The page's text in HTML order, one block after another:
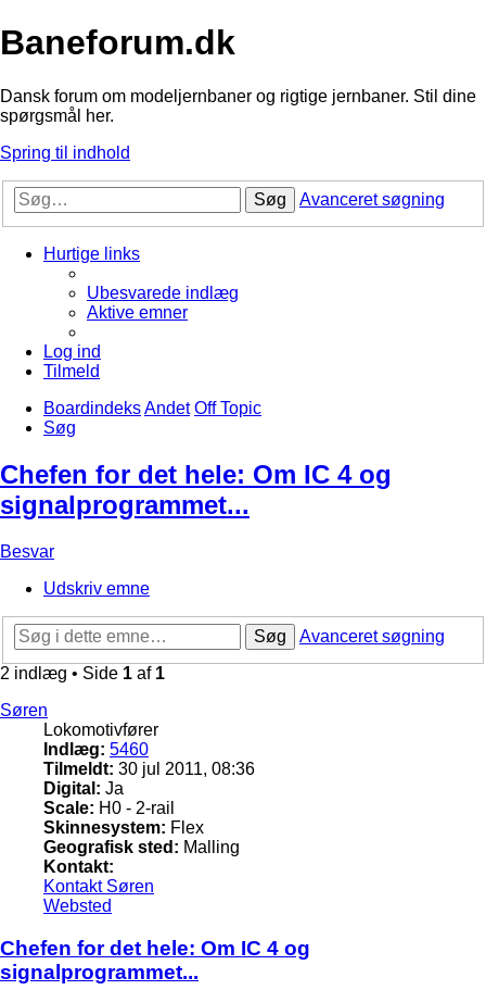
Baneforum.dk
Dansk forum om modeljernbaner og rigtige jernbaner. Stil dine
spørgsmål her.
Spring til indhold
Søg Avanceret søgning
Hurtige links
Ubesvarede indlæg
Aktive emner
Log ind
Tilmeld
BoardindeksAndet Off Topic
Søg
Chefen for det hele: Om IC 4 og
signalprogrammet...
Besvar
Udskriv emne
Søg
Avanceret søgning
2 indlæg • Side 1 af 1
Søren
Lokomotivfører
Indlæg: 5460
Tilmeldt: 30 jul 2011, 08:36
Digital: Ja
Scale: H0 - 2-rail
Skinnesystem: Flex
Geografisk sted: Malling
Kontakt:
Kontakt Søren
Websted
Chefen for det hele: Om IC 4 og
signalprogrammet...